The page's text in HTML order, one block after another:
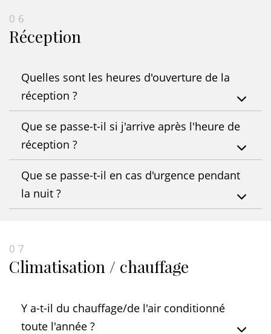
06
Réception
Quelles sont les heures d'ouverture de la
réception ?
Que se passe-t-il si j'arrive après l'heure de
réception ?
Que se passe-t-il en cas d'urgence pendant
la nuit ?
07
Climatisation / chauffage
Y a-t-il du chauffage/de l'air conditionné
toute l'année ?